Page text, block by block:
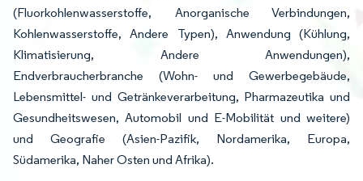
(Fluorkohlenwasserstoffe, Anorganische Verbindungen,
Kohlenwasserstoffe, Andere Typen), Anwendung (Kühlung,
Klimatisierung, Andere Anwendungen),
Endverbraucherbranche (Wohn- und Gewerbegebäude,
Lebensmittel- und Getränkeverarbeitung, Pharmazeutika und
Gesundheitswesen, Automobil und E-Mobilität und weitere)
und Geografie (Asien-Pazifik, Nordamerika, Europa,
Südamerika, Naher Osten und Afrika).